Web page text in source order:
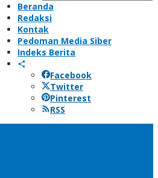
Beranda
Redaksi
Kontak
Pedoman Media Siber
Indeks Berita
Facebook
Twitter
Pinterest
RSS